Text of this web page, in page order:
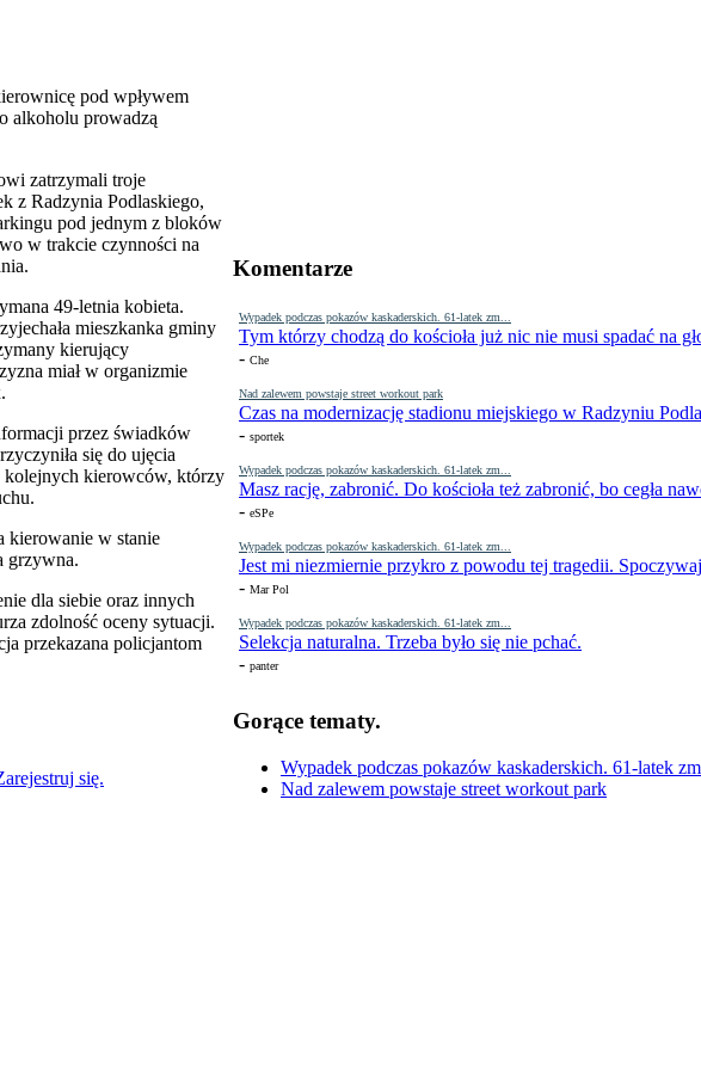
Komentarze
Wypadek podczas pokazów kaskaderskich. 61-latek zm...
Tym którzy chodzą do kościoła już nic nie musi spadać na
- Che
Nad zalewem powstaje street workout park
Czas na modernizację stadionu miejskiego w Radzyniu
- sportek
Wypadek podczas pokazów kaskaderskich. 61-latek zm...
Masz rację, zabronić. Do kościoła też zabronić, bo cegła
- eSPe
Wypadek podczas pokazów kaskaderskich. 61-latek zm...
Jest mi niezmiernie przykro z powodu tej tragedii.
- Mar Pol
Wypadek podczas pokazów kaskaderskich. 61-latek zm...
Selekcja naturalna. Trzeba było się nie pchać.
- panter
Gorące tematy.
Wypadek podczas pokazów kaskaderskich. 61-latek
Nad zalewem powstaje street workout park
pod wpływem
alkoholu prowadzą
zatrzymali troje
z Radzynia Podlaskiego,
pod jednym z bloków
w trakcie czynności na
49-letnia kobieta.
mieszkanka gminy
kierujący
miał w organizmie
przez świadków
się do ujęcia
kolejnych kierowców, którzy
kierowanie w stanie
grzywna.
dla siebie oraz innych
zdolność oceny sytuacji.
przekazana policjantom
się.